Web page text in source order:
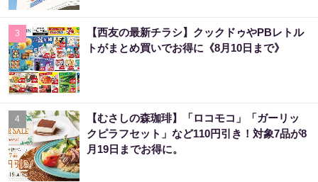
3
【西友の最新チラシ】クックドゥやPBレトル
トがまとめ買いでお得に《8月10日まで》
4
【むさしの森珈琲】「ロコモコ」「ガーリッ
クピラフセット」など110円引き！対象7品が8
月19日までお得に。